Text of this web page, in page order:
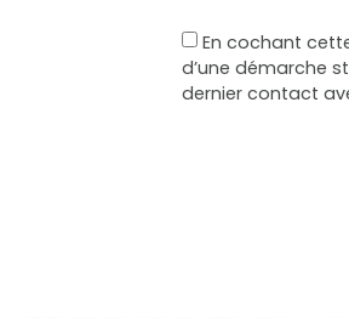
En cochant
d’une démarche
dernier contact